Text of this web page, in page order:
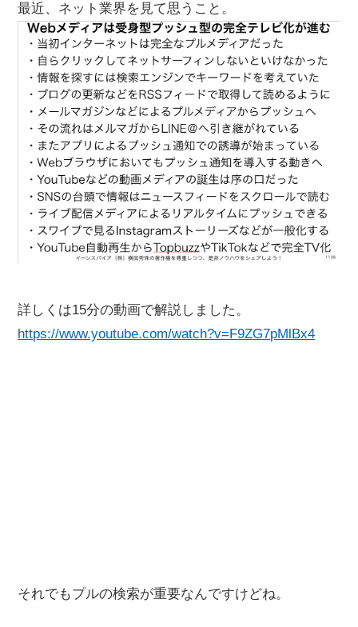
最近、ネット業界を見て思うこと。
詳しくは15分の動画で解説しました。
https://www.youtube.com/watch?v=F9ZG7pMlBx4
それでもプルの検索が重要なんですけどね。